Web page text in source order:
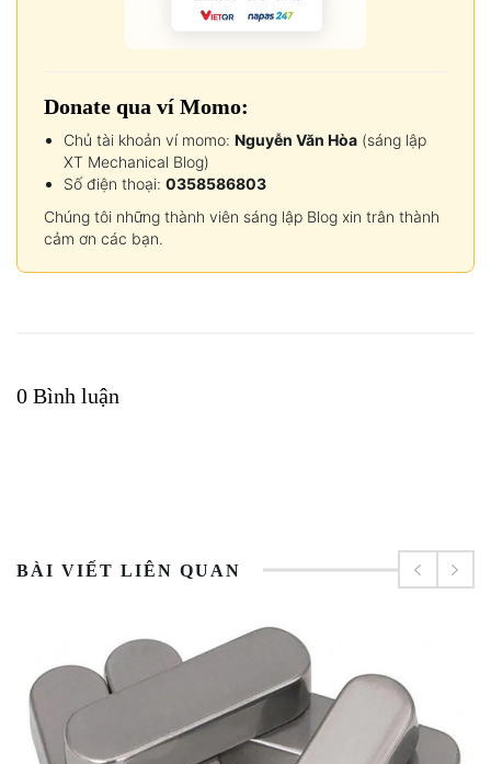
Donate qua ví Momo:
Chủ tài khoản ví momo: Nguyễn Văn Hòa (sáng lập
XT Mechanical Blog)
Số điện thoại: 0358586803
Chúng tôi những thành viên sáng lập Blog xin trân thành
cảm ơn các bạn.
0 Bình luận
BÀI VIẾT LIÊN QUAN